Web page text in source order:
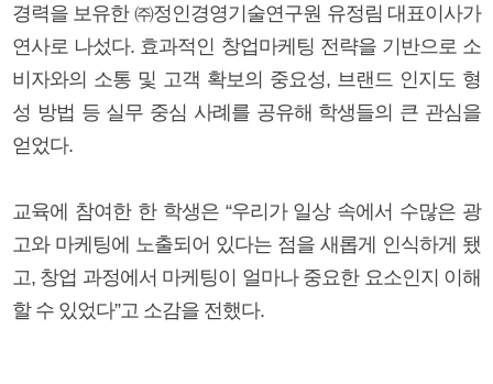
경력을 보유한 ㈜정인경영기술연구원 유정림 대표이사가
연사로 나섰다. 효과적인 창업마케팅 전략을 기반으로 소
비자와의 소통 및 고객 확보의 중요성, 브랜드 인지도 형
성 방법 등 실무 중심 사례를 공유해 학생들의 큰 관심을
얻었다.
교육에 참여한 한 학생은 “우리가 일상 속에서 수많은 광
고와 마케팅에 노출되어 있다는 점을 새롭게 인식하게 됐
고, 창업 과정에서 마케팅이 얼마나 중요한 요소인지 이해
할 수 있었다”고 소감을 전했다.